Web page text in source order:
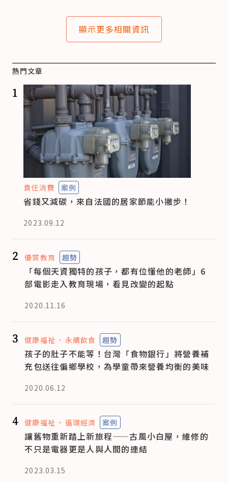
顯示更多相關資訊
熱門文章
1
責任消費 案例
省錢又減碳，來自法國的居家節能小撇步！
2023.09.12
2 優質教育 趨勢
「每個天資獨特的孩子，都有位懂他的老師」6
部電影走入教育現場，看見改變的起點
2020.11.16
3 健康福祉 永續飲食 趨勢
孩子的肚子不能等！台灣「食物銀行」將營養補
充包送往偏鄉學校，為學童帶來營養均衡的美味
2020.06.12
4 健康福祉 循環經濟 案例
讓舊物重新踏上新旅程——古風小白屋，維修的
不只是電器更是人與人間的連結
2023.03.15